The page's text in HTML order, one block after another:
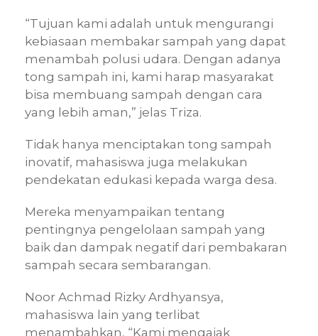
“Tujuan kami adalah untuk mengurangi
kebiasaan membakar sampah yang dapat
menambah polusi udara. Dengan adanya
tong sampah ini, kami harap masyarakat
bisa membuang sampah dengan cara
yang lebih aman,” jelas Triza.
Tidak hanya menciptakan tong sampah
inovatif, mahasiswa juga melakukan
pendekatan edukasi kepada warga desa.
Mereka menyampaikan tentang
pentingnya pengelolaan sampah yang
baik dan dampak negatif dari pembakaran
sampah secara sembarangan.
Noor Achmad Rizky Ardhyansya,
mahasiswa lain yang terlibat
menambahkan, “Kami mengajak